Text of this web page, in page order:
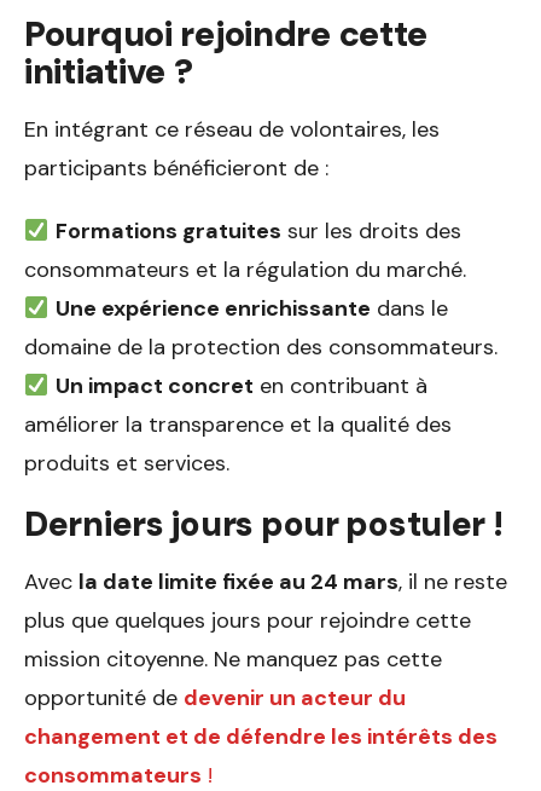
Pourquoi rejoindre cette
initiative ?
En intégrant ce réseau de volontaires, les
participants bénéficieront de :
Formations gratuites sur les droits des
consommateurs et la régulation du marché.
Une expérience enrichissante dans le
domaine de la protection des consommateurs.
Un impact concret en contribuant à
améliorer la transparence et la qualité des
produits et services.
Derniers jours pour postuler !
Avec la date limite fixée au 24 mars, il ne reste
plus que quelques jours pour rejoindre cette
mission citoyenne. Ne manquez pas cette
opportunité de devenir un acteur du
changement et de défendre les intérêts des
consommateurs !